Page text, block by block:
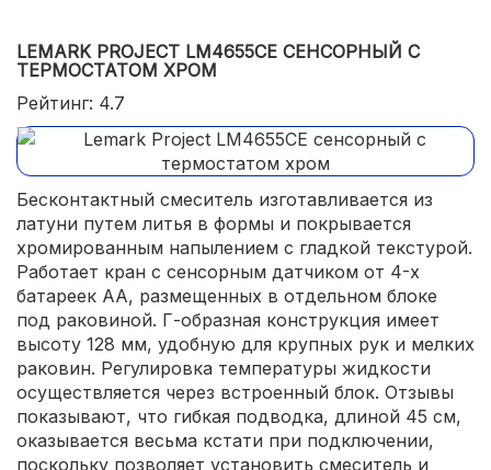
LEMARK PROJECT LM4655CE СЕНСОРНЫЙ С
ТЕРМОСТАТОМ ХРОМ
Рейтинг: 4.7
Бесконтактный смеситель изготавливается из
латуни путем литья в формы и покрывается
хромированным напылением с гладкой текстурой.
Работает кран с сенсорным датчиком от 4-х
батареек АА, размещенных в отдельном блоке
под раковиной. Г-образная конструкция имеет
высоту 128 мм, удобную для крупных рук и мелких
раковин. Регулировка температуры жидкости
осуществляется через встроенный блок. Отзывы
показывают, что гибкая подводка, длиной 45 см,
оказывается весьма кстати при подключении,
поскольку позволяет установить смеситель и